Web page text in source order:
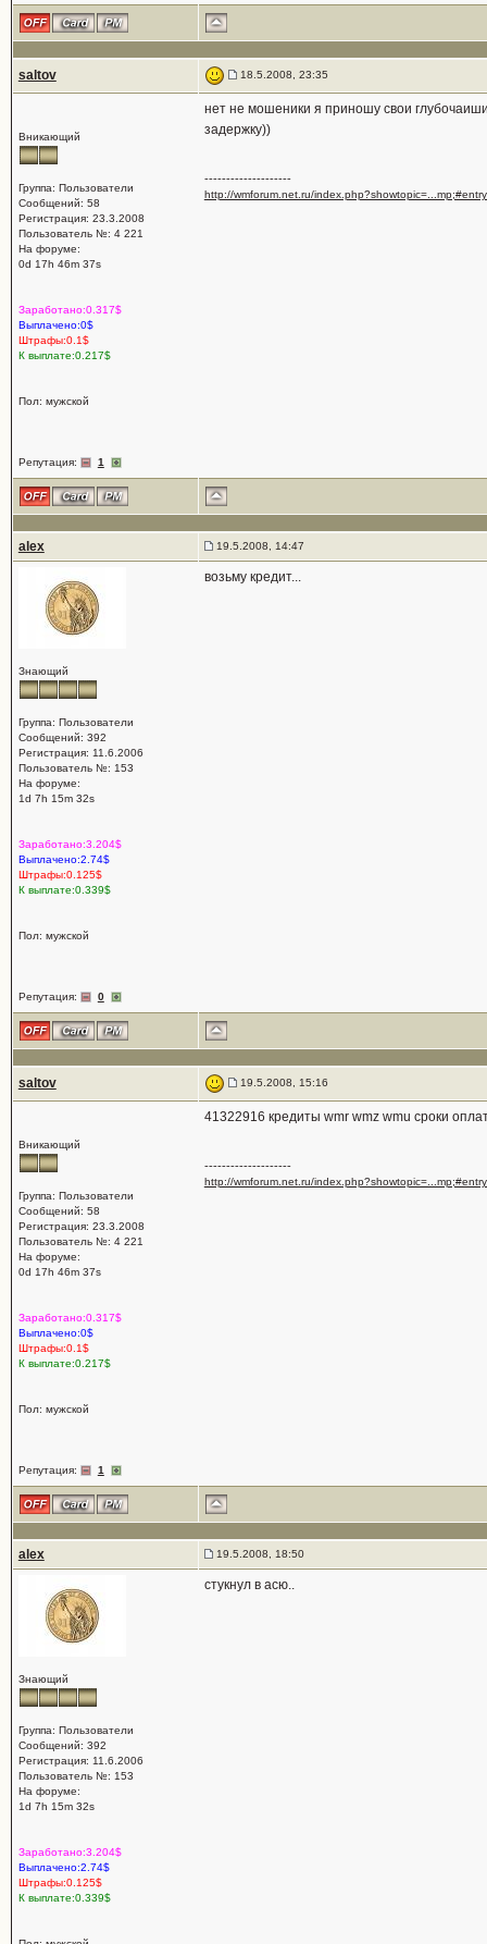
saltov 18.5.2008, 23:35
Вникающий
Группа: Пользователи
Сообщений: 58
Регистрация: 23.3.2008
Пользователь №: 4 221
На форуме:
0d 17h 46m 37s
Заработано:0.317$
Выплачено:0$
Штрафы:0.1$
К выплате:0.217$
Пол: мужской
Репутация: 1
нет не мошеники я приношу свои
задержку))
--------------------
http://wmforum.net.ru/
alex 19.5.2008, 14:47
Знающий
Группа: Пользователи
Сообщений: 392
Регистрация: 11.6.2006
Пользователь №: 153
На форуме:
1d 7h 15m 32s
Заработано:3.204$
Выплачено:2.74$
Штрафы:0.125$
К выплате:0.339$
Пол: мужской
Репутация: 0
возьму кредит...
saltov 19.5.2008, 15:16
Вникающий
Группа: Пользователи
Сообщений: 58
Регистрация: 23.3.2008
Пользователь №: 4 221
На форуме:
0d 17h 46m 37s
Заработано:0.317$
Выплачено:0$
Штрафы:0.1$
К выплате:0.217$
Пол: мужской
Репутация: 1
41322916 кредиты wmr wmz wmu сроки
--------------------
http://wmforum.net.ru/
alex 19.5.2008, 18:50
Знающий
Группа: Пользователи
Сообщений: 392
Регистрация: 11.6.2006
Пользователь №: 153
На форуме:
1d 7h 15m 32s
Заработано:3.204$
Выплачено:2.74$
Штрафы:0.125$
К выплате:0.339$
стукнул в асю..